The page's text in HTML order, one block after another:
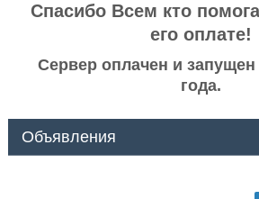
Спасибо Всем кто
его оплате!
Сервер оплачен и запущен
года.
Объявления